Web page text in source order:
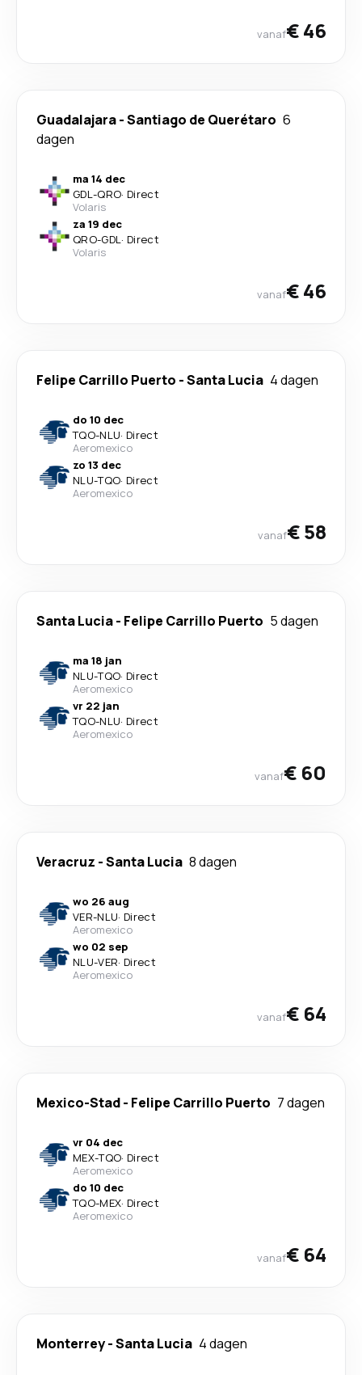
vanaf€ 46
Guadalajara-Santiago de Querétaro 6
dagen
ma 14 dec
GDL-QRO· Direct
Volaris
za 19 dec
QRO-GDL· Direct
Volaris
vanaf€ 46
Felipe Carrillo Puerto -Santa Lucia 4 dagen
do 10 dec
TQO-NLU· Direct
Aeromexico
zo 13 dec
NLU-TQO· Direct
Aeromexico
vanaf€ 58
Santa Lucia- Felipe Carrillo Puerto 5 dagen
ma 18 jan
NLU-TQO· Direct
Aeromexico
vr 22 jan
TQO-NLU· Direct
Aeromexico
vanaf€ 60
Veracruz -Santa Lucia 8 dagen
wo 26 aug
VER-NLU· Direct
Aeromexico
wo 02 sep
NLU-VER· Direct
Aeromexico
vanaf€ 64
Mexico-Stad- Felipe Carrillo Puerto 7 dagen
vr 04 dec
MEX-TQO· Direct
Aeromexico
do 10 dec
TQO-MEX· Direct
Aeromexico
vanaf€ 64
Monterrey-Santa Lucia 4 dagen